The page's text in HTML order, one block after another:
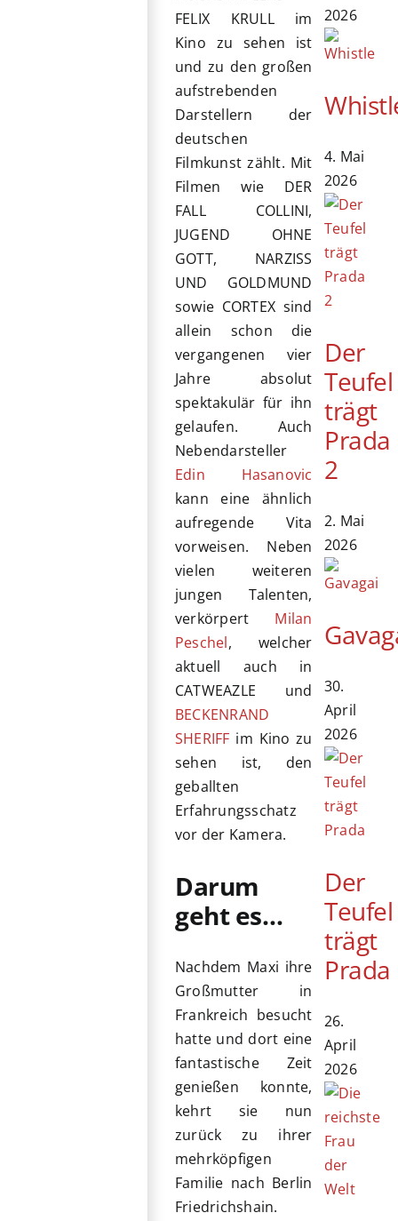
FELIX KRULL im
Kino zu sehen ist
und zu den großen
aufstrebenden
Darstellern der
deutschen
Filmkunst zählt. Mit
Filmen wie DER
FALL COLLINI,
JUGEND OHNE
GOTT, NARZISS
UND GOLDMUND
sowie CORTEX sind
allein schon die
vergangenen vier
Jahre absolut
spektakulär für ihn
gelaufen. Auch
Nebendarsteller
Edin Hasanovic
kann eine ähnlich
aufregende Vita
vorweisen. Neben
vielen weiteren
jungen Talenten,
verkörpert Milan
Peschel, welcher
aktuell auch in
CATWEAZLE und
BECKENRAND
SHERIFF im Kino zu
sehen ist, den
geballten
Erfahrungsschatz
vor der Kamera.
Darum
geht es…
Nachdem Maxi ihre
Großmutter in
Frankreich besucht
hatte und dort eine
fantastische Zeit
genießen konnte,
kehrt sie nun
zurück zu ihrer
mehrköpfigen
Familie nach Berlin
Friedrichshain.
2026
4. Mai
2026
Der
Teufel
trägt
Prada
2
2. Mai
2026
30.
April
2026
Der
Teufel
trägt
Prada
26.
April
2026